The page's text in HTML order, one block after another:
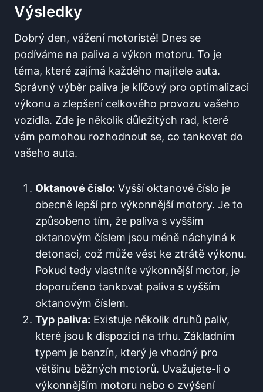
Výsledky
Dobrý den, vážení motoristé! Dnes se
podíváme na paliva a výkon motoru.⁣ To je
téma, které zajímá každého majitele auta.
Správný výběr paliva je klíčový pro optimalizaci
výkonu a zlepšení celkového provozu vašeho
vozidla. Zde ⁤je několik důležitých rad, ⁢které
vám pomohou rozhodnout se, co tankovat do
vašeho auta.
Oktanové číslo: Vyšší ⁤oktanové číslo je
obecně‍ lepší pro výkonnější⁤ motory. Je⁤ to
způsobeno ⁣tím,⁣ že paliva s vyšším
oktanovým ​číslem jsou​ méně náchylná k
detonaci, ​což může vést ke ztrátě výkonu.
⁣Pokud tedy vlastníte⁢ výkonnější ​motor,‍ je
⁣doporučeno tankovat paliva s vyšším
oktanovým číslem.
Typ paliva: Existuje několik druhů paliv,
které jsou k dispozici na trhu. Základním
typem je benzín, který je vhodný⁤ pro
většinu běžných motorů. Uvažujete-li o
výkonnějším motoru nebo o⁢ zvýšení